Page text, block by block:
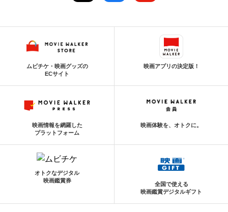
ムビチケ・映画グッズの
ECサイト
映画アプリの決定版！
映画情報を網羅した
プラットフォーム
映画体験を、オトクに。
オトクなデジタル
映画鑑賞券
全国で使える
映画鑑賞デジタルギフト